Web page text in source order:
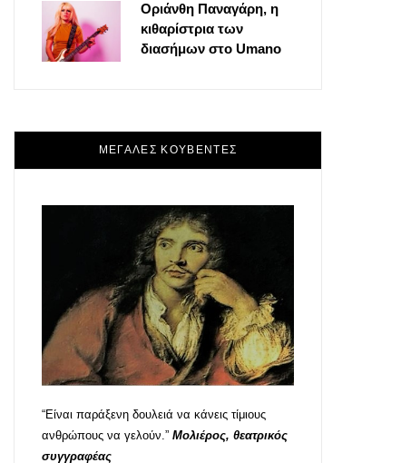
Οριάνθη Παναγάρη, η
κιθαρίστρια των
διασήμων στο Umano
ΜΕΓΑΛΕΣ ΚΟΥΒΕΝΤΕΣ
“Είναι παράξενη δουλειά να κάνεις τίμιους
ανθρώπους να γελούν.” Μολιέρος, θεατρικός
συγγραφέας